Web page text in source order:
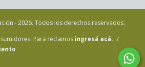
- 2026. Todos los derechos reservados.
Para reclamos ingresá acá. /